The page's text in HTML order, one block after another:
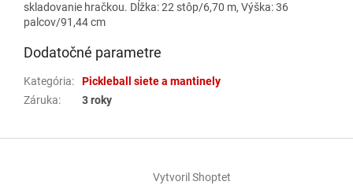
skladovanie hračkou. Dĺžka: 22 stôp/6,70 m, Výška: 36
palcov/91,44 cm
Dodatočné parametre
Kategória:
Pickleball siete a mantinely
Záruka: 3 roky
Vytvoril Shoptet